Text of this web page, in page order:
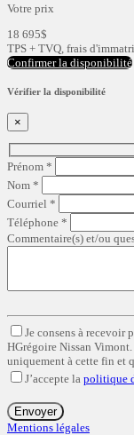
Votre prix
18 695$
TPS + TVQ, frais
Confirmer la disponibilité
Vérifier la disponibilité
×
Prénom *
Nom *
Courriel *
Téléphone *
Commentaire(s) et/ou
Je consens à recevoir
HGrégoire Nissan
uniquement à cette fin et
J’accepte la politique
Mentions légales